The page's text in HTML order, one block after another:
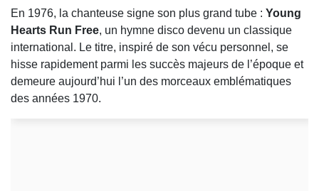
En 1976, la chanteuse signe son plus grand tube : Young
Hearts Run Free, un hymne disco devenu un classique
international. Le titre, inspiré de son vécu personnel, se
hisse rapidement parmi les succès majeurs de l’époque et
demeure aujourd’hui l’un des morceaux emblématiques
des années 1970.